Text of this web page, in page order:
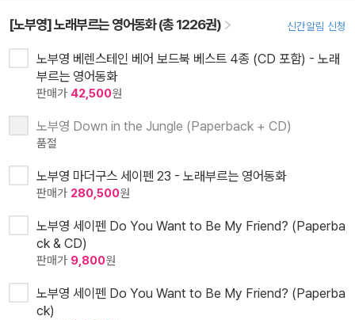
[노부영] 노래부르는 영어동화 (총 1226권) 신간알림 신청
노부영 베렌스테인 베어 보드북 베스트 4종 (CD 포함) - 노래
부르는 영어동화
판매가 42,500원
노부영 Down in the Jungle (Paperback + CD)
품절
노부영 마더구스 세이펜 23 - 노래부르는 영어동화
판매가 280,500원
노부영 세이펜 Do You Want to Be My Friend? (Paperba
ck & CD)
판매가 9,800원
노부영 세이펜 Do You Want to Be My Friend? (Paperba
ck)